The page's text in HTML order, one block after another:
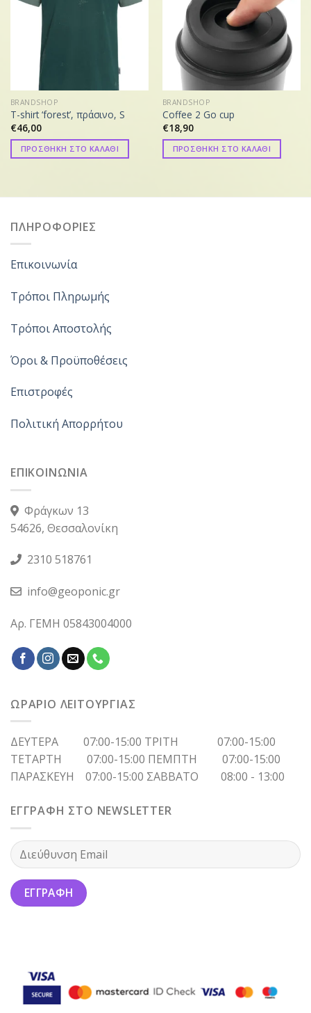
BRANDSHOP
T-shirt ‘forest’, πράσινο, S
€46,00
ΠΡΟΣΘΗΚΗ ΣΤΟ ΚΑΛΑΘΙ
BRANDSHOP
Coffee 2 Go cup
€18,90
ΠΡΟΣΘΗΚΗ ΣΤΟ ΚΑΛΑΘΙ
ΠΛΗΡΟΦΟΡΙΕΣ
Επικοινωνία
Τρόποι Πληρωμής
Τρόποι Αποστολής
Όροι & Προϋποθέσεις
Επιστροφές
Πολιτική Απορρήτου
ΕΠΙΚΟΙΝΩΝΙΑ
Φράγκων 13
54626, Θεσσαλονίκη
2310 518761
info@geoponic.gr
Αρ. ΓΕΜΗ 05843004000
ΩΡΑΡΙΟ ΛΕΙΤΟΥΡΓΙΑΣ
ΔΕΥΤΕΡΑ 07:00-15:00 ΤΡΙΤΗ 07:00-15:00
ΤΕΤΑΡΤΗ 07:00-15:00 ΠΕΜΠΤΗ 07:00-15:00
ΠΑΡΑΣΚΕΥΗ 07:00-15:00 ΣΑΒΒΑΤΟ 08:00 - 13:00
ΕΓΓΡΑΦΗ ΣΤΟ NEWSLETTER